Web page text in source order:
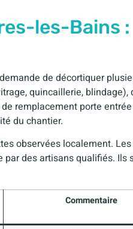
les-Bains :
de décortiquer
quincaillerie, blindage),
remplacement porte entrée
du chantier.
observées localement.
des artisans qualifiés. Ils
Commentaire